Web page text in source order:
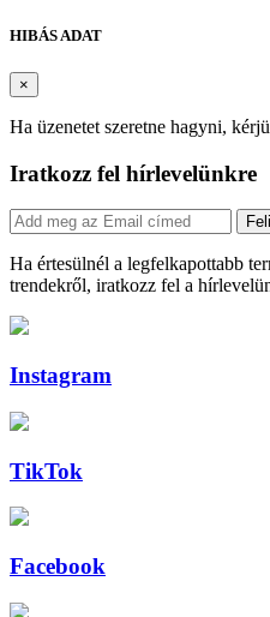
HIBÁS ADAT
×
Ha üzenetet szeretne hagyni,
Iratkozz fel hírlevelünkre
Ha értesülnél a legfelkapottabb
trendekről, iratkozz fel a
Instagram
TikTok
Facebook